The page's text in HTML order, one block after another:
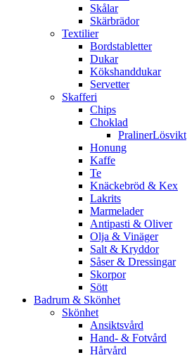
Skålar
Skärbrädor
Textilier
Bordstabletter
Dukar
Kökshanddukar
Servetter
Skafferi
Chips
Choklad
PralinerLösvikt
Honung
Kaffe
Te
Knäckebröd & Kex
Lakrits
Marmelader
Antipasti & Oliver
Olja & Vinäger
Salt & Kryddor
Såser & Dressingar
Skorpor
Sött
Badrum & Skönhet
Skönhet
Ansiktsvård
Hand- & Fotvård
Hårvård